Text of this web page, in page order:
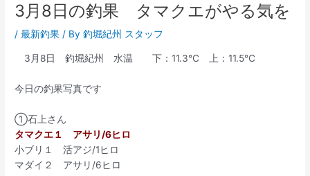
3月8日の釣果 タマクエがやる気を
/最新釣果 / By釣堀紀州 スタッフ
3月8日 釣堀紀州 水温 下：11.3℃ 上：11.5℃
今日の釣果写真です
①石上さん
タマクエ１ アサリ/6ヒロ
小ブリ１ 活アジ/1ヒロ
マダイ２ アサリ/6ヒロ